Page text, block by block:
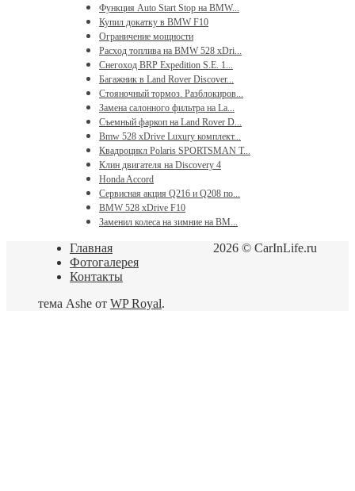
Функция Auto Start Stop на BMW...
Купил докатку в BMW F10
Ограничение мощности
Расход топлива на BMW 528 xDri...
Снегоход BRP Expedition S.E. 1...
Багажник в Land Rover Discover...
Стояночный тормоз. Разблокиров...
Замена салонного фильтра на La...
Съемный фаркоп на Land Rover D...
Bmw 528 xDrive Luxury комплект...
Квадроцикл Polaris SPORTSMAN T...
Клин двигателя на Discovery 4
Honda Accord
Сервисная акция Q216 и Q208 по...
BMW 528 xDrive F10
Заменил колеса на зимние на BM...
2026 © CarInLife.ru
Главная
Фотогалерея
Контакты
тема Ashe от WP Royal.